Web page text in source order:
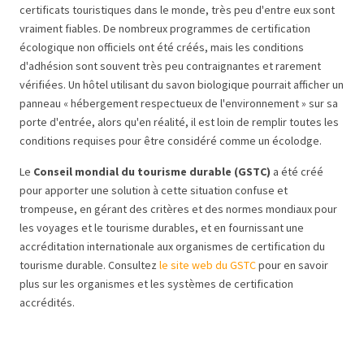
certificats touristiques dans le monde, très peu d'entre eux sont
vraiment fiables. De nombreux programmes de certification
écologique non officiels ont été créés, mais les conditions
d'adhésion sont souvent très peu contraignantes et rarement
vérifiées. Un hôtel utilisant du savon biologique pourrait afficher un
panneau « hébergement respectueux de l'environnement » sur sa
porte d'entrée, alors qu'en réalité, il est loin de remplir toutes les
conditions requises pour être considéré comme un écolodge.
Le Conseil mondial du tourisme durable (GSTC) a été créé
pour apporter une solution à cette situation confuse et
trompeuse, en gérant des critères et des normes mondiaux pour
les voyages et le tourisme durables, et en fournissant une
accréditation internationale aux organismes de certification du
tourisme durable. Consultez le site web du GSTCpour en savoir
plus sur les organismes et les systèmes de certification
accrédités.